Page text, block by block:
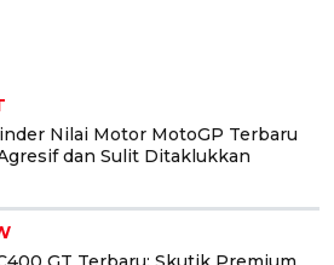
Nilai Motor MotoGP Terbaru
dan Sulit Ditaklukkan